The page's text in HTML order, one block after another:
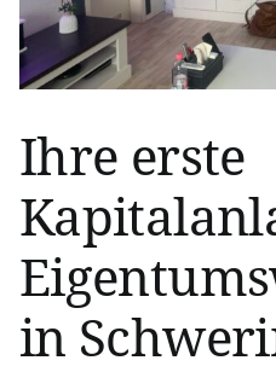
Ihre erste
in